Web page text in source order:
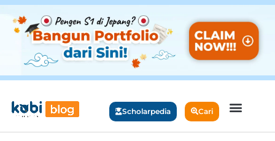
Scholarpedia Cari